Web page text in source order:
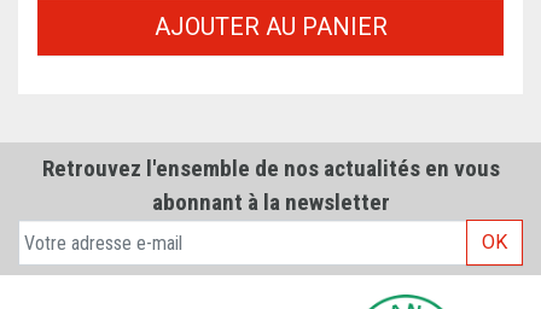
AJOUTER AU PANIER
Retrouvez l'ensemble de nos actualités en vous
abonnant à la newsletter
OK